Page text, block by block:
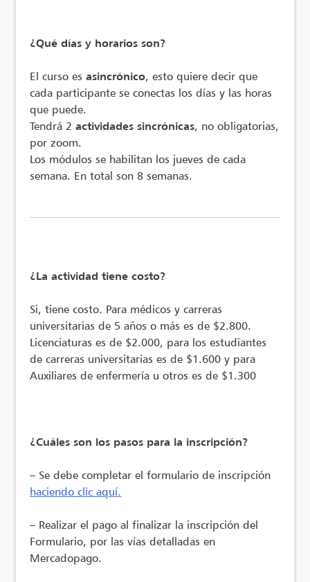
¿Qué días y horarios son?
El curso esasincrónico, esto quiere decir que
cada participante se conectas los días y las horas
que puede.
Tendrá 2actividades sincrónicas, no obligatorias,
por zoom.
Los módulos se habilitan los jueves de cada
semana. En total son 8 semanas.
¿La actividad tiene costo?
Si, tiene costo. Para médicos y carreras
universitarias de 5 años o más es de $2.800.
Licenciaturas es de $2.000, para los estudiantes
de carreras universitarias es de $1.600 y para
Auxiliares de enfermería u otros es de $1.300
¿Cuáles son los pasos para la inscripción?
– Se debe completar el formulario de inscripción
haciendo clic aquí.
– Realizar el pago al finalizar la inscripción del
Formulario, por las vías detalladas en
Mercadopago.